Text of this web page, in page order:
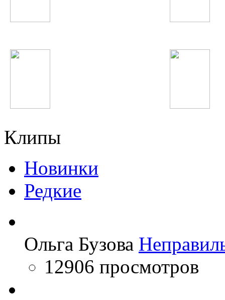
Клипы
Новинки
Редкие
Ольга Бузова
12906 просмотров